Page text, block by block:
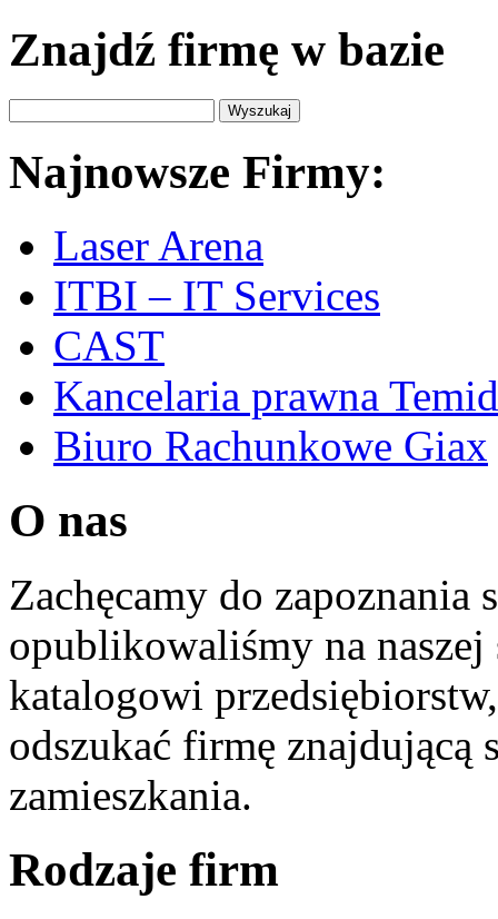
Znajdź firmę w bazie
Najnowsze Firmy:
Laser Arena
ITBI – IT Services
CAST
Kancelaria prawna
Biuro Rachunkowe Giax
O nas
Zachęcamy do
opublikowaliśmy na
katalogowi
odszukać firmę znajdującą
zamieszkania.
Rodzaje firm